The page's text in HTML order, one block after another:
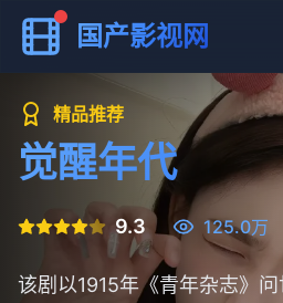
国产影视网
精品推荐
觉醒年代
9.3 125.0万
该剧以1915年《青年杂志》